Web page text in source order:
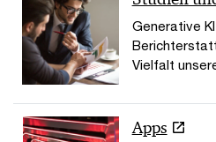
Generative
Vielfalt
Apps